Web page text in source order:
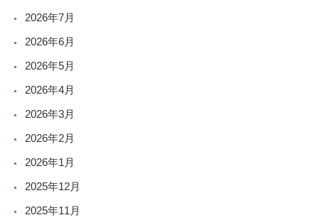
2026年7月
2026年6月
2026年5月
2026年4月
2026年3月
2026年2月
2026年1月
2025年12月
2025年11月